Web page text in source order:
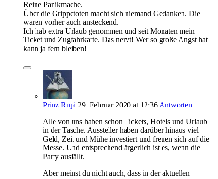
Reine Panikmache.
Über die Grippetoten macht sich niemand Gedanken. Die
waren vorher auch ansteckend.
Ich hab extra Urlaub genommen und seit Monaten mein
Ticket und Zugfahrkarte. Das nervt! Wer so große Angst hat
kann ja fern bleiben!
Prinz Rupi 29. Februar 2020 at 12:36Antworten
Alle von uns haben schon Tickets, Hotels und Urlaub
in der Tasche. Aussteller haben darüber hinaus viel
Geld, Zeit und Mühe investiert und freuen sich auf die
Messe. Und entsprechend ärgerlich ist es, wenn die
Party ausfällt.
Aber meinst du nicht auch, dass in der aktuellen